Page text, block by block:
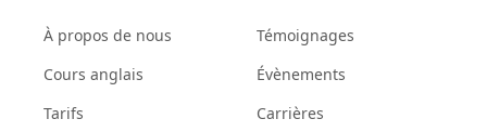
À propos de nous
Cours anglais
Tarifs
Témoignages
Évènements
Carrières